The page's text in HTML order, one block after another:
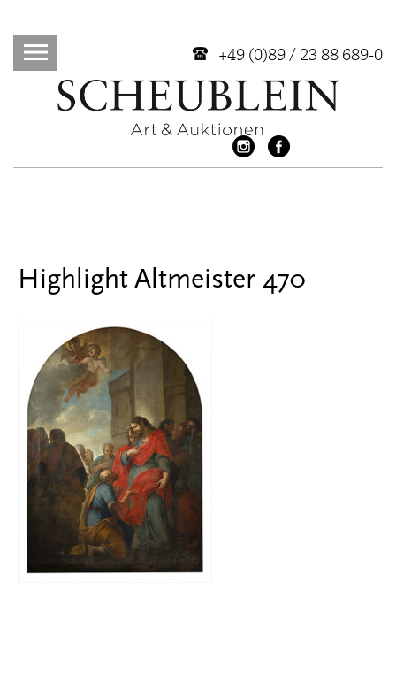
+49 (0)89 / 23 88 689-0
Highlight Altmeister 470